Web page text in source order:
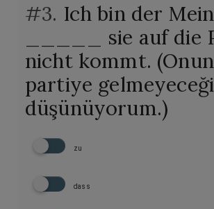
#3. Ich bin der
_____ sie auf die
nicht kommt. (Onun
partiye
düşünüyorum.)
zu
dass